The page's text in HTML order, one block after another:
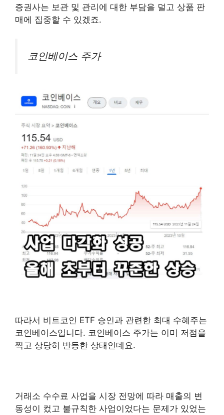
증권사는 보관 및 관리에 대한 부담을 덜고 상품 판
매에 집중할 수 있겠죠.
코인베이스 주가
따라서 비트코인 ETF 승인과 관련한 최대 수혜주는
코인베이스입니다. 코인베이스 주가는 이미 저점을
찍고 상당히 반등한 상태인데요.
거래소 수수료 사업을 시장 전망에 따라 매출의 변
동성이 컸고 불규칙한 사업이었다는 문제가 있었는